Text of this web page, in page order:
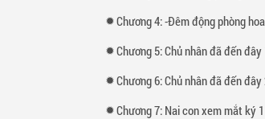
Chương 4: -Đêm động phòng
Chương 5: Chủ nhân đã đến đây
Chương 6: Chủ nhân đã đến đây
Chương 7: Nai con xem mắt ký 1